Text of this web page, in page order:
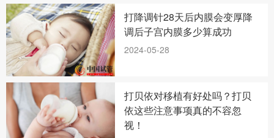
打降调针28天后内膜会变厚降
调后子宫内膜多少算成功
2024-05-28
打贝依对移植有好处吗？打贝
依这些注意事项真的不容忽
视！